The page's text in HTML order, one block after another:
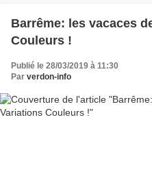
Barrême: les vacaces
Couleurs !
Publié le 28/03/2019 à 11:30
Par verdon-info